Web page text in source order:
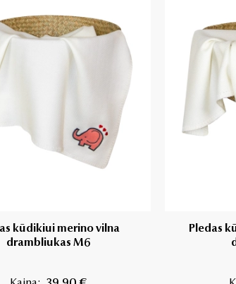
kūdikiui merino vilna
drambliukas M6
Pledas